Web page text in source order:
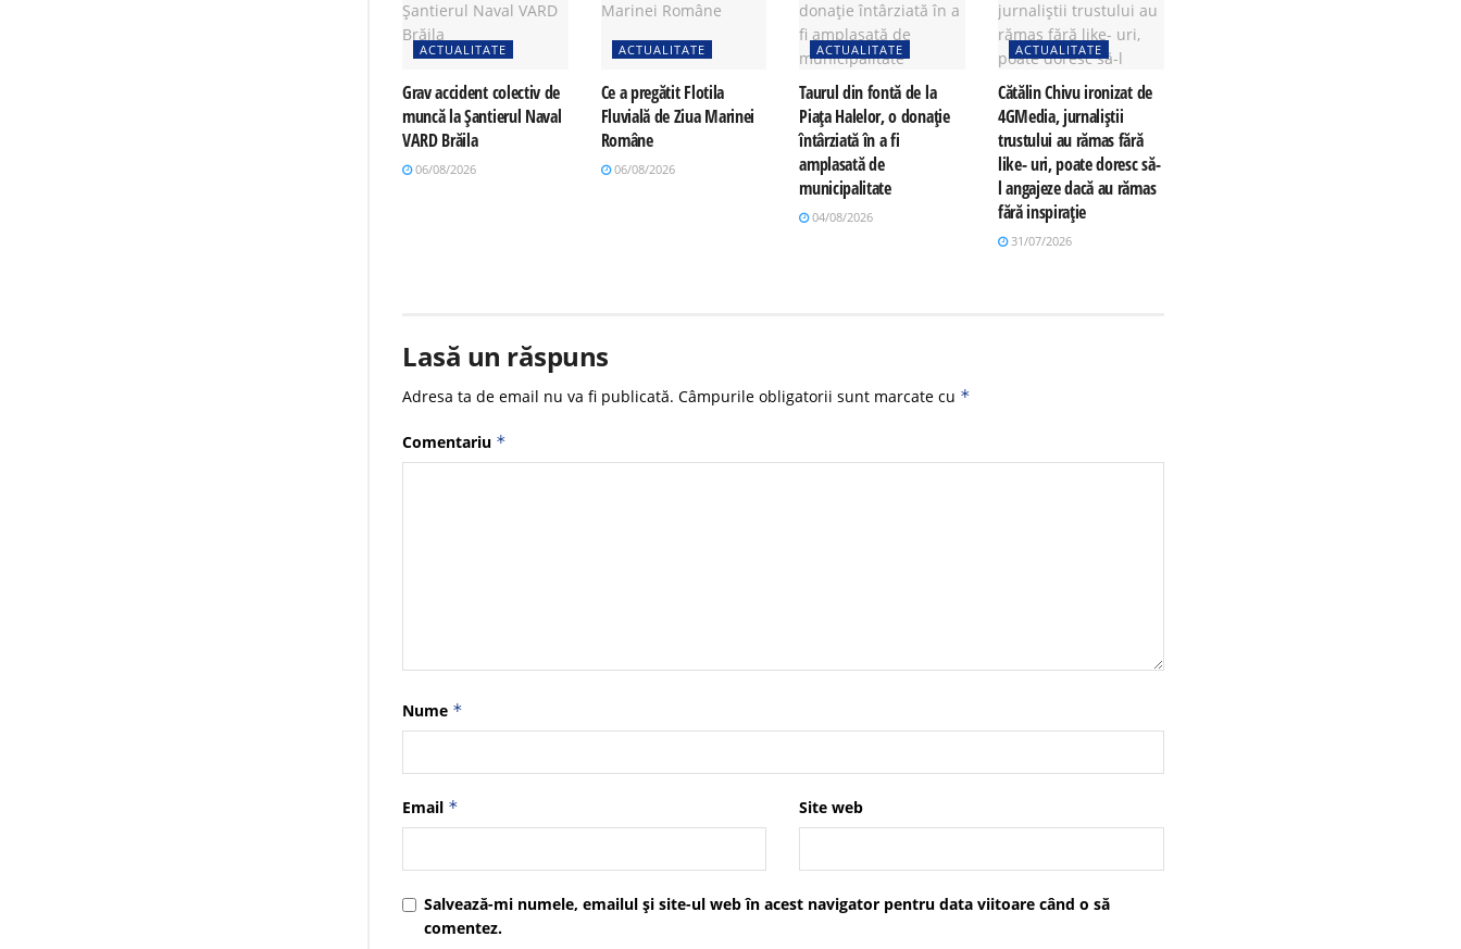
ACTUALITATE
Grav accident colectiv de
muncă la Șantierul Naval
VARD Brăila
06/08/2026
ACTUALITATE
Ce a pregătit Flotila
Fluvială de Ziua Marinei
Române
06/08/2026
ACTUALITATE
Taurul din fontă de la
Piața Halelor, o donație
întârziată în a fi
amplasată de
municipalitate
04/08/2026
ACTUALITATE
Cătălin Chivu ironizat de
4GMedia, jurnaliștii
trustului au rămas fără
like- uri, poate doresc să-
l angajeze dacă au rămas
fără inspirație
31/07/2026
Lasă un răspuns
Adresa ta de email nu va fi publicată. Câmpurile obligatorii sunt marcate cu *
Comentariu *
Nume *
Email * Site web
Salvează-mi numele, emailul și site-ul web în acest navigator pentru data viitoare când o să
comentez.